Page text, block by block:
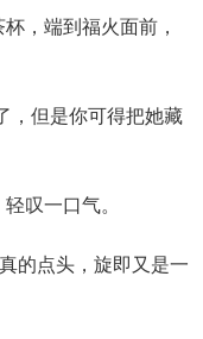
，端到福火面前，
但是你可得把她藏
叹一口气。
的点头，旋即又是一